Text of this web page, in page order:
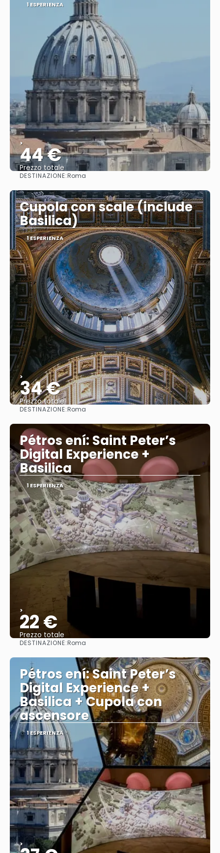
1 ESPERIENZA
>
44 €
Prezzo totale
DESTINAZIONE:Roma
Cupola con scale (include
Basilica)
1 ESPERIENZA
>
34 €
Prezzo totale
DESTINAZIONE:Roma
Pétros ení: Saint Peter’s
Digital Experience +
Basilica
1 ESPERIENZA
>
22 €
Prezzo totale
DESTINAZIONE:Roma
Pétros ení: Saint Peter’s
Digital Experience +
Basilica + Cupola con
ascensore
1 ESPERIENZA
>